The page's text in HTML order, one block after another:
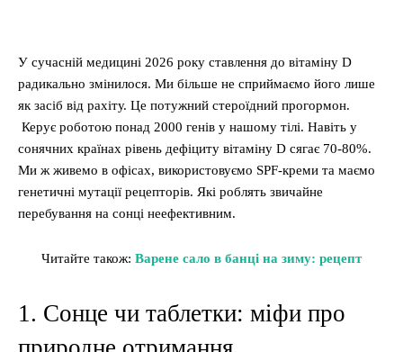
У сучасній медицині 2026 року ставлення до вітаміну D
радикально змінилося. Ми більше не сприймаємо його лише
як засіб від рахіту. Це потужний стероїдний прогормон.
Керує роботою понад 2000 генів у нашому тілі. Навіть у
сонячних країнах рівень дефіциту вітаміну D сягає 70-80%.
Ми ж живемо в офісах, використовуємо SPF-креми та маємо
генетичні мутації рецепторів. Які роблять звичайне
перебування на сонці неефективним.
Читайте також: Варене сало в банці на зиму: рецепт
1. Сонце чи таблетки: міфи про